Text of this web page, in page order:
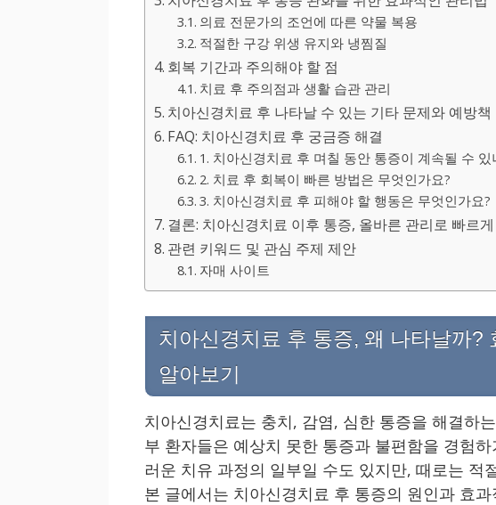
의료 전문가의 조언에 따른 약물 복용
적절한 구강 위생 유지와 냉찜질
회복 기간과 주의해야 할 점
치료 후 주의점과 생활 습관 관리
치아신경치료 후 나타날 수 있는 기타 문제와 예방책
FAQ: 치아신경치료 후 궁금증 해결
1. 치아신경치료 후 며칠 동안 통증이 계속될 수 있
2. 치료 후 회복이 빠른 방법은 무엇인가요?
3. 치아신경치료 후 피해야 할 행동은 무엇인가요?
결론: 치아신경치료 이후 통증, 올바른 관리로 빠르
관련 키워드 및 관심 주제 제안
자매 사이트
치아신경치료 후 통증, 왜 나타날까?
알아보기
치아신경치료는 충치, 감염, 심한 통증을 해결하
부 환자들은 예상치 못한 통증과 불편함을 경험
러운 치유 과정의 일부일 수도 있지만, 때로는 적
본 글에서는 치아신경치료 후 통증의 원인과 효